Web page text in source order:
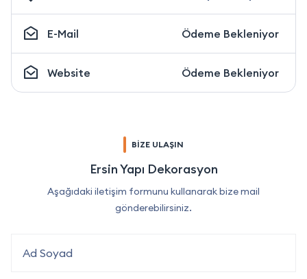
E-Mail Ödeme Bekleniyor
Website Ödeme Bekleniyor
BİZE ULAŞIN
Ersin Yapı Dekorasyon
Aşağıdaki iletişim formunu kullanarak bize mail
gönderebilirsiniz.